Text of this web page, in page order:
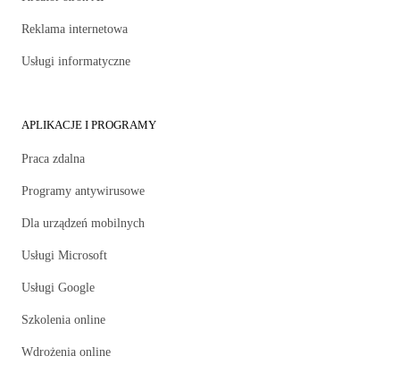
Reklama internetowa
Usługi informatyczne
APLIKACJE I PROGRAMY
Praca zdalna
Programy antywirusowe
Dla urządzeń mobilnych
Usługi Microsoft
Usługi Google
Szkolenia online
Wdrożenia online